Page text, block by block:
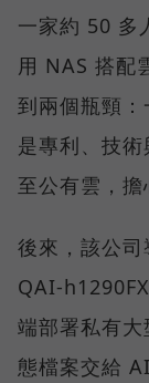
一家約 50 多
用 NAS 搭配
到兩個瓶頸
是專利、技
至公有雲，擔
後來，該公
QAI-
端部署私有
態檔案交給